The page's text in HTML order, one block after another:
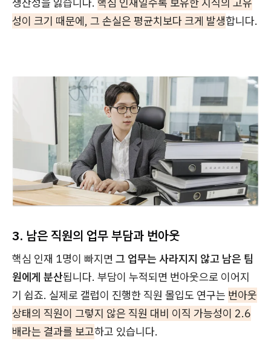
성이 크기 때문에, 그 손실은 평균치보다 크게 발생합니다.
3. 남은 직원의 업무 부담과 번아웃
핵심 인재 1명이 빠지면 그 업무는 사라지지 않고 남은 팀
원에게 분산됩니다. 부담이 누적되면 번아웃으로 이어지
기 쉽죠. 실제로 갤럽이 진행한 직원 몰입도 연구는 번아웃
상태의 직원이 그렇지 않은 직원 대비 이직 가능성이 2.6
배라는 결과를 보고하고 있습니다.